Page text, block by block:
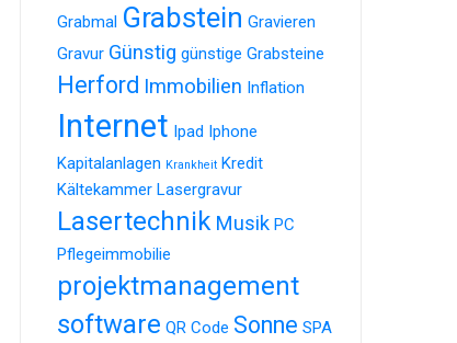
Grabmal Grabstein Gravieren
Gravur Günstig günstige Grabsteine
Herford Immobilien Inflation
Internet Ipad Iphone
Kapitalanlagen Krankheit Kredit
Kältekammer Lasergravur
Lasertechnik Musik PC
Pflegeimmobilie
projektmanagement
software QR Code Sonne SPA